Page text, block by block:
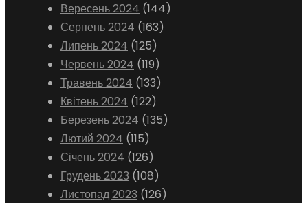
Вересень 2024 (144)
Серпень 2024 (163)
Липень 2024 (125)
Червень 2024 (119)
Травень 2024 (133)
Квітень 2024 (122)
Березень 2024 (135)
Лютий 2024 (115)
Січень 2024 (126)
Грудень 2023 (108)
Листопад 2023 (126)